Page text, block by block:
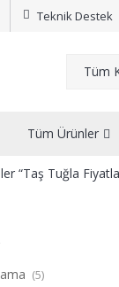
Teknik Destek
Tüm Ürünler
“Taş Tuğla
(5)